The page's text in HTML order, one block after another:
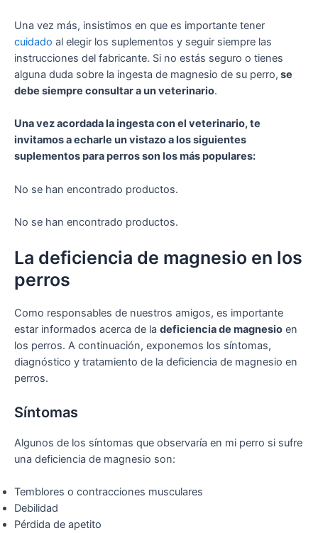
Una vez más, insistimos en que es importante tener
cuidado al elegir los suplementos y seguir siempre las
instrucciones del fabricante. Si no estás seguro o tienes
alguna duda sobre la ingesta de magnesio de su perro, se
debe siempre consultar a un veterinario.
Una vez acordada la ingesta con el veterinario, te
invitamos a echarle un vistazo a los siguientes
suplementos para perros son los más populares:
No se han encontrado productos.
No se han encontrado productos.
La deficiencia de magnesio en los
perros
Como responsables de nuestros amigos, es importante
estar informados acerca de la deficiencia de magnesio en
los perros. A continuación, exponemos los síntomas,
diagnóstico y tratamiento de la deficiencia de magnesio en
perros.
Síntomas
Algunos de los síntomas que observaría en mi perro si sufre
una deficiencia de magnesio son:
Temblores o contracciones musculares
Debilidad
Pérdida de apetito